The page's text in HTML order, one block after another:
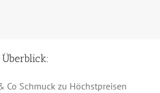
Co Schmuck zu Höchstpreisen